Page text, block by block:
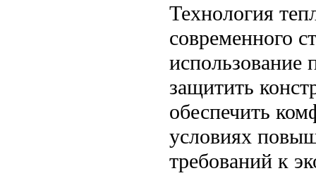
Технология
современного
использование
защитить
обеспечить
условиях
требований к